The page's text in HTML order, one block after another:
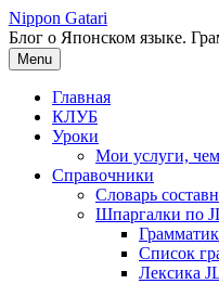
Перейти
к
содержимому
Nippon Gatari
Блог о Японском языке.
Menu
Главная
КЛУБ
Уроки
Мои услуги,
Справочники
Словарь
Шпаргалки по
Список
Лексика